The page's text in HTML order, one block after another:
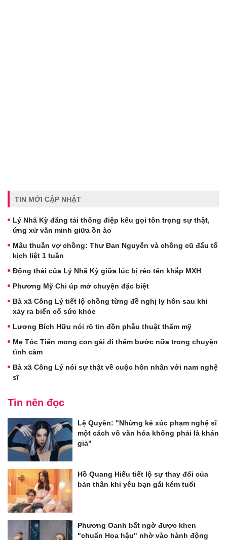
TIN MỚI CẬP NHẬT
Lý Nhã Kỳ đăng tải thông điệp kêu gọi tôn trọng sự thật,
ứng xử văn minh giữa ồn ào
Mâu thuẫn vợ chồng: Thư Đan Nguyễn và chồng cũ đấu tố
kịch liệt 1 tuần
Động thái của Lý Nhã Kỳ giữa lúc bị réo tên khắp MXH
Phương Mỹ Chi úp mở chuyện đặc biệt
Bà xã Công Lý tiết lộ chồng từng đề nghị ly hôn sau khi
xảy ra biến cố sức khỏe
Lương Bích Hữu nói rõ tin đồn phẫu thuật thẩm mỹ
Mẹ Tóc Tiên mong con gái đi thêm bước nữa trong chuyện
tình cảm
Bà xã Công Lý nói sự thật về cuộc hôn nhân với nam nghệ
sĩ
Tin nên đọc
Lệ Quyên: "Những kẻ xúc phạm nghệ sĩ
một cách vô văn hóa không phải là khán
giả"
Hồ Quang Hiếu tiết lộ sự thay đổi của
bản thân khi yêu bạn gái kém tuổi
Phương Oanh bất ngờ được khen
"chuẩn Hoa hậu" nhờ vào hành động